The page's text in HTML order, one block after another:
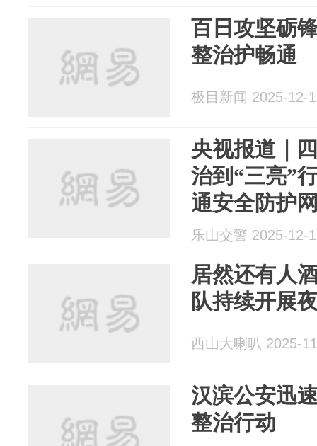
百日攻坚砺
整治护畅通
极目新闻 2025-12-
央视报道｜
治到“三亮”
通安全防护
乐山交警 2025-12-
居然还有人
队持续开展
西山大喇叭 2025-
汉滨公安迅
整治行动